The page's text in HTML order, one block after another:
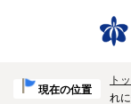
現在の位置
ト
れ